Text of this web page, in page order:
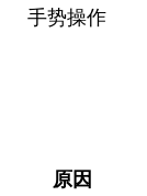
手势操作
原因